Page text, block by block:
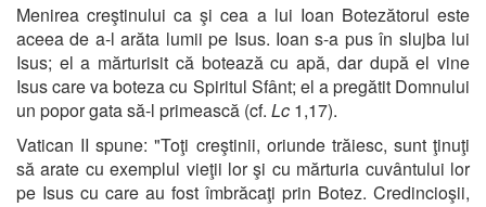
Menirea creştinului ca şi cea a lui Ioan Botezătorul este
aceea de a-l arăta lumii pe Isus. Ioan s-a pus în slujba lui
Isus; el a mărturisit că botează cu apă, dar după el vine
Isus care va boteza cu Spiritul Sfânt; el a pregătit Domnului
un popor gata să-l primească (cf. Lc 1,17).
Vatican II spune: "Toţi creştinii, oriunde trăiesc, sunt ţinuţi
să arate cu exemplul vieţii lor şi cu mărturia cuvântului lor
pe Isus cu care au fost îmbrăcaţi prin Botez. Credincioşii,